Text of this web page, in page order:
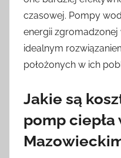
czasowej. Pompy
energii
idealnym
położonych w ich
Jakie są
pomp ciepła